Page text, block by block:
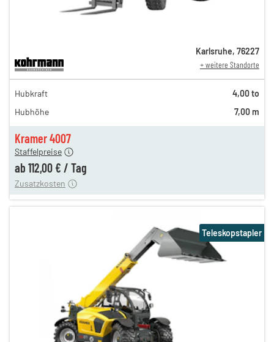
Kramer 4007
194,00 €
162,00 €
135,00 €
Staffelpreise
ab 112,00 € / Tag
12,00 €
Zusatzkosten
Karlsruhe, 76227
+ weitere Standorte
Hubkraft
4,00 to
Hubhöhe
7,00 m
Teleskopstapler